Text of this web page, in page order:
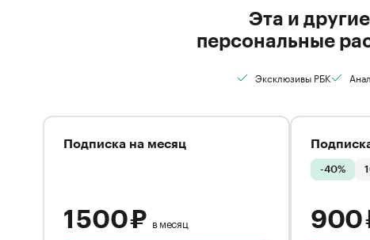
Эта и
персональные
Эксклюзивы РБК
Подписка на месяц
1 500 ₽ в месяц
-40%
900